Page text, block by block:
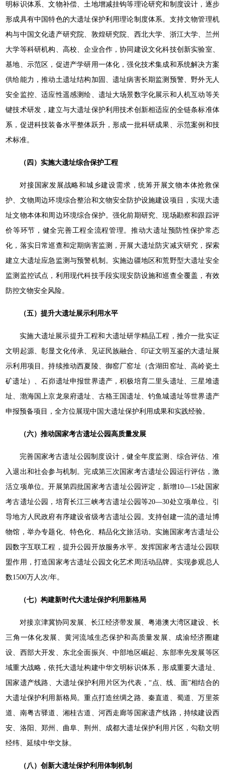
明标识体系、文物补偿、土地增减挂钩等理论研究和制度设计，逐步
形成具有中国特色的大遗址保护利用理论制度体系。支持文物管理机
构与中国文化遗产研究院、敦煌研究院、西北大学、浙江大学、兰州
大学等科研机构、高校、企业合作，协同建设文化科技创新实验室、
基地、示范区，促进产学研用一体化，强化技术集成和系统解决方案
供给能力，推动土遗址结构加固、遗址病害长期监测预警、野外无人
安全监控、适应性遥感测绘、遗址大场景数字化展示和人机互动等关
键技术研发，建立与大遗址保护利用技术创新相适应的全链条标准体
系，促进科技装备水平整体跃升，形成一批科研成果、示范案例和技
术标准。
（四）实施大遗址综合保护工程
对接国家发展战略和城乡建设需求，统筹开展文物本体抢救保
护、文物周边环境综合整治和文物安全防护设施建设项目，实现大遗
址文物本体和周边环境综合保护。强化前期研究、现场勘察和跟踪评
价等环节，健全完善工程全流程管理。推动大遗址预防性保护常态
化，落实日常巡查和定期病害监测，开展大遗址防灾减灾研究，探索
建立大遗址应急监测与预警机制。实施边疆地区和荒野型大遗址安全
监测监控试点，利用现代科技手段实现安防设施和巡查全覆盖，有效
防控文物安全风险。
（五）提升大遗址展示利用水平
实施大遗址展示提升工程和大遗址研学精品工程，推介一批实证
文明起源、彰显文化传承、见证民族融合、印证文明互鉴的大遗址展
示利用项目。持续推动西夏陵、御窑厂窑址（含湖田窑址、高岭瓷土
矿遗址）、石峁遗址申报世界遗产，积极培育二里头遗址、三星堆遗
址、渤海国上京龙泉府遗址、古格王国遗址、钓鱼城遗址等世界遗产
申报预备项目，全方位展现中国大遗址保护利用成果和实践经验。
（六）推动国家考古遗址公园高质量发展
完善国家考古遗址公园制度设计，健全年度监测、综合评估、准
入退出和社会参与机制。完成第三次国家考古遗址公园运行评估，激
活立项单位。开展第四批国家考古遗址公园评定，新增10—15处国家
考古遗址公园，培育长江三峡考古遗址公园等20—30处立项单位。引
导地方人民政府有序建设省级考古遗址公园。支持创建一流的遗址博
物馆，举办专题化、特色化、精品化文旅活动。实施国家考古遗址公
园数字互联工程，提升公园开放服务水平。发挥国家考古遗址公园联
盟作用，打造国家考古遗址公园文化艺术周活动品牌。实现参观总人
数1500万人次/年。
（七）构建新时代大遗址保护利用新格局
对接京津冀协同发展、长江经济带发展、粤港澳大湾区建设、长
三角一体化发展、黄河流域生态保护和高质量发展、成渝经济圈建
设、西部大开发、东北全面振兴、中部地区崛起、东部率先发展等区
域重大战略，依托大遗址构建中华文明标识体系，形成重要大遗址、
国家遗产线路、大遗址保护利用片区为代表，“点、线、面”相结合的
大遗址保护利用新格局。重点打造丝绸之路、秦直道、蜀道、万里茶
道、南粤古驿道、湘桂古道、河西走廊等国家遗产线路，持续建设西
安、洛阳、郑州、曲阜、荆州、成都大遗址保护利用片区，勾勒文明
经纬、延续中华文脉。
（八）创新大遗址保护利用体制机制